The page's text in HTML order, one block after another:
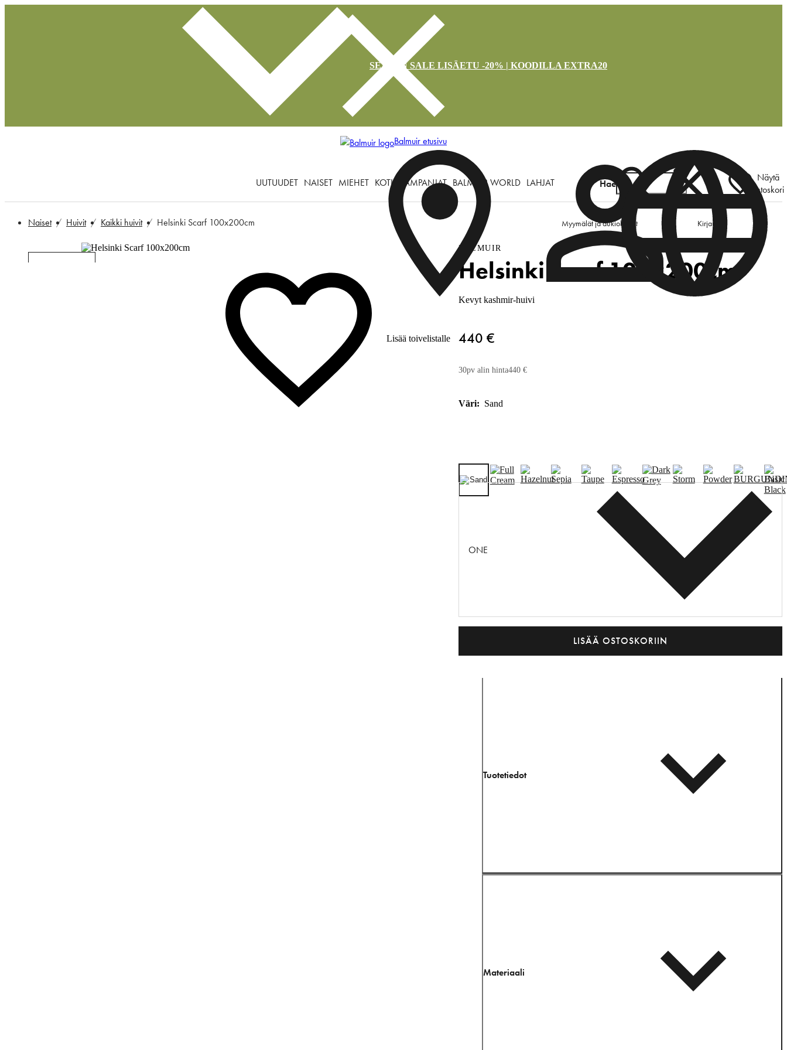
SEASON SALE LISÄETU -20% | KOODILLA EXTRA20
Balmuir etusivu
Myymälät ja aukioloajat Kirjaudu
UUTUUDET NAISET MIEHET KOTI KAMPANJAT BALMUIR WORLD LAHJAT Hae
Näytä
ostoskori
Naiset Huivit Kaikki huivit Helsinki Scarf 100x200cm
Lisää toivelistalle
BALMUIR
Helsinki Scarf 100x200cm
Kevyt kashmir-huivi
440 €
30pv alin hinta440 €
Väri: Sand
ONE
LISÄÄ OSTOSKORIIN
Tuotetiedot
Materiaali